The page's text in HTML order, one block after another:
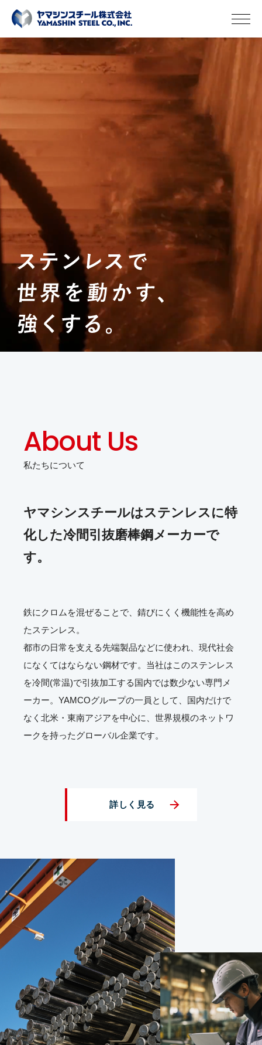
About Us
私たちについて
ヤマシンスチールはステンレスに特
化した冷間引抜磨棒鋼メーカーで
す。
鉄にクロムを混ぜることで、錆びにくく機能性を高め
たステンレス。
都市の日常を支える先端製品などに使われ、現代社会
になくてはならない鋼材です。当社はこのステンレス
を冷間(常温)で引抜加工する国内では数少ない専門メ
ーカー。YAMCOグループの一員として、国内だけで
なく北米・東南アジアを中心に、世界規模のネットワ
ークを持ったグローバル企業です。
詳しく見る